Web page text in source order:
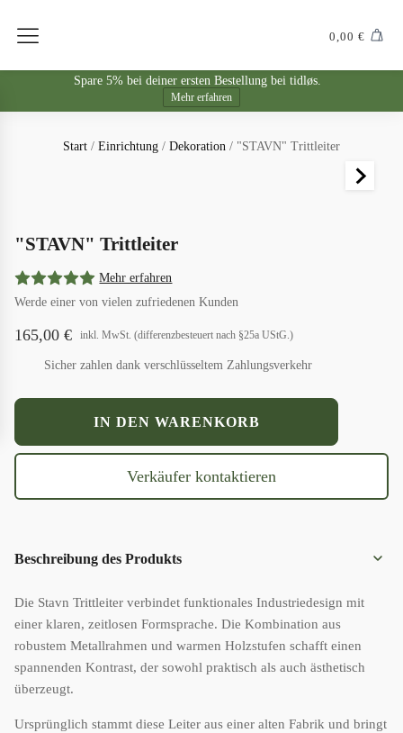
0,00 €
Spare 5% bei deiner ersten Bestellung bei tidløs.
Mehr erfahren
Start / Einrichtung / Dekoration / "STAVN" Trittleiter
"STAVN" Trittleiter
Mehr erfahren
Werde einer von vielen zufriedenen Kunden
165,00 € inkl. MwSt. (differenzbesteuert nach §25a UStG.)
Sicher zahlen dank verschlüsseltem Zahlungsverkehr
Menge
IN DEN WARENKORB
Verkäufer kontaktieren
Beschreibung des Produkts
Die Stavn Trittleiter verbindet funktionales Industriedesign mit
einer klaren, zeitlosen Formsprache. Die Kombination aus
robustem Metallrahmen und warmen Holzstufen schafft einen
spannenden Kontrast, der sowohl praktisch als auch ästhetisch
überzeugt.
Ursprünglich stammt diese Leiter aus einer alten Fabrik und bringt